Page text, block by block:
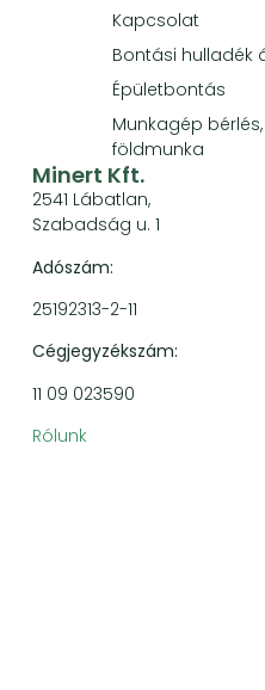
Kapcsolat
Bontási hulladék
Épületbontás
Munkagép bérlés,
földmunka
Minert Kft.
2541 Lábatlan,
Szabadság u. 1
Adószám:
25192313-2-11
Cégjegyzékszám:
11 09 023590
Rólunk